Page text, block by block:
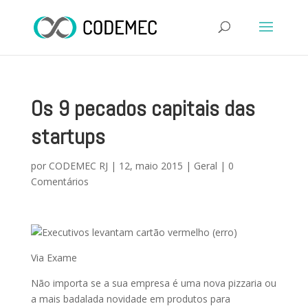
Os 9 pecados capitais das
startups
por CODEMEC RJ | 12, maio 2015 | Geral | 0
Comentários
Via Exame
Não importa se a sua empresa é uma nova pizzaria ou
a mais badalada novidade em produtos para